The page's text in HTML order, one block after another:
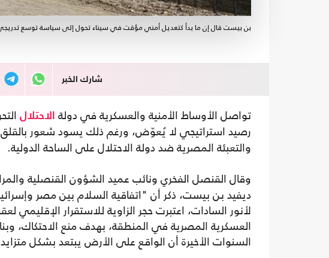
بن بيست قال إن ما بدأ كتعديل أمني مؤقت في سيناء تحول إلى سياسة توسع
شارك الخبر
تواصل الأوساط الأمنية والعسكرية في دولة الاحتلال
رصيد استراتيجي لا يُعوّض، ورغم ذلك يسود شعور بالقلق
والتعبئة المصرية ضد دولة الاحتلال على الساحة الدولية.
وقال القنصل الفخري ونائب عميد الشؤون القنصلية
لأنور السادات، اعتبرت حجر الزاوية للاستقرار
العسكرية المصرية في المنطقة، بهدف منع الاحتكاك،
السنوات الأخيرة أن الواقع على الأرض يبتعد بشكل